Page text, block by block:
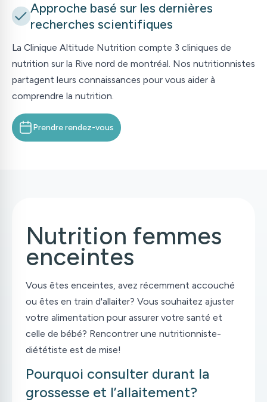
Approche basé sur les dernières
recherches scientifiques
La Clinique Altitude Nutrition compte 3 cliniques de
nutrition sur la Rive nord de montréal. Nos nutritionnistes
partagent leurs connaissances pour vous aider à
comprendre la nutrition.
Prendre rendez-vous
Nutrition femmes
enceintes
Vous êtes enceintes, avez récemment accouché
ou êtes en train d'allaiter? Vous souhaitez ajuster
votre alimentation pour assurer votre santé et
celle de bébé? Rencontrer une nutritionniste-
diététiste est de mise!
Pourquoi consulter durant la
grossesse et l’allaitement?